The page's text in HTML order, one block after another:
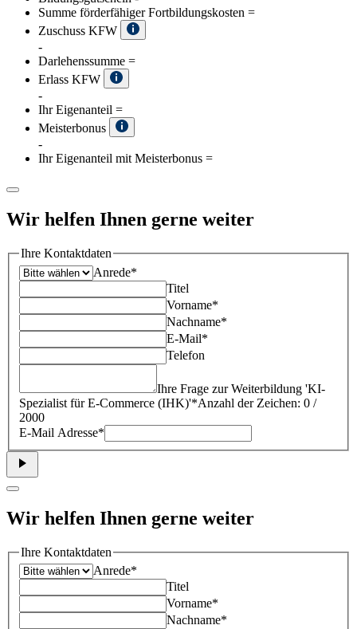
Summe förderfähiger Fortbildungskosten =
Zuschuss KFW
-
Darlehenssumme =
Erlass KFW
-
Ihr Eigenanteil =
Meisterbonus
-
Ihr Eigenanteil mit Meisterbonus =
Wir helfen Ihnen gerne weiter
Ihre Kontaktdaten
Anrede*
Titel
Vorname*
Nachname*
E-Mail*
Telefon
Ihre Frage zur Weiterbildung 'KI-
Spezialist für E-Commerce (IHK)'*Anzahl der Zeichen: 0 /
2000
E-Mail Adresse*
Wir helfen Ihnen gerne weiter
Ihre Kontaktdaten
Anrede*
Titel
Vorname*
Nachname*